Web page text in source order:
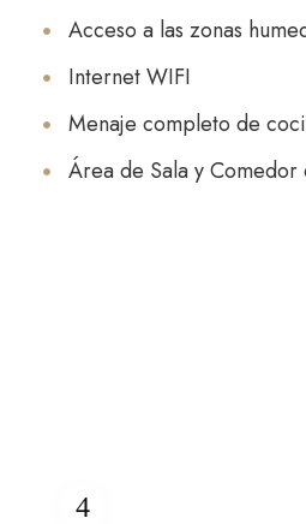
Acceso a las zonas
Internet WIFI
Menaje completo de
Área de Sala y Comedor